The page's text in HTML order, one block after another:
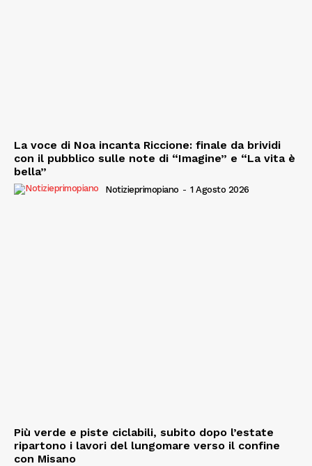
La voce di Noa incanta Riccione: finale da brividi
con il pubblico sulle note di “Imagine” e “La vita è
bella”
Notizieprimopiano - 1 Agosto 2026
Più verde e piste ciclabili, subito dopo l’estate
ripartono i lavori del lungomare verso il confine
con Misano